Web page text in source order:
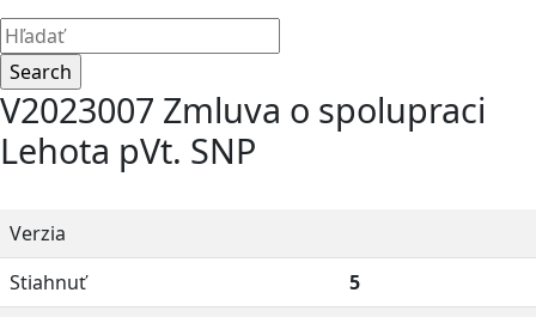
V2023007 Zmluva o spolupraci
Lehota pVt. SNP
Verzia
Stiahnuť
5